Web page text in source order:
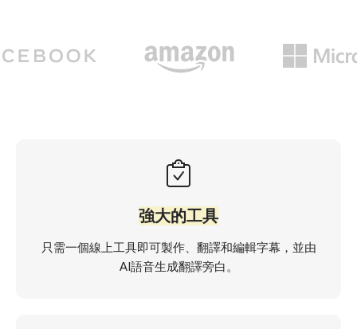
強大的工具
只需一個線上工具即可製作、翻譯和編輯字幕，並由
AI語音生成翻譯旁白。